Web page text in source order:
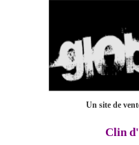
Un site de
Clin